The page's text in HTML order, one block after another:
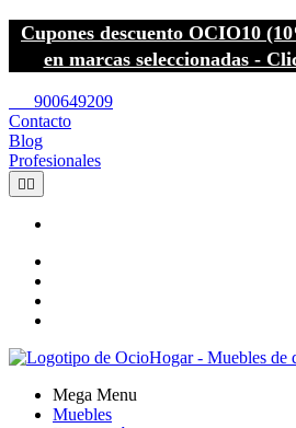
Cupones descuento OCIO10
en marcas seleccionadas -
900649209
Contacto
Blog
Profesionales
 
Mega Menu
Muebles